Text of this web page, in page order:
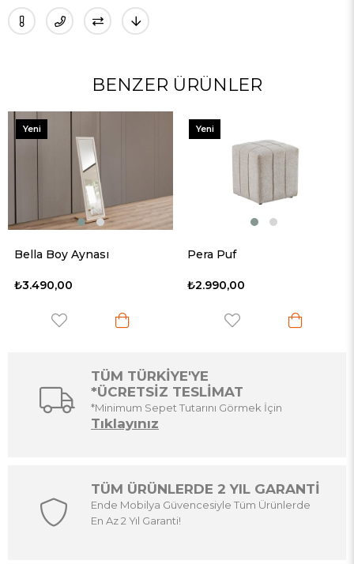
BENZER ÜRÜNLER
Bella Boy Aynası
₺3.490,00
Yeni
Pera Puf
₺2.990,00
Yeni
TÜM TÜRKİYE'YE
*ÜCRETSİZ TESLİMAT
*Minimum Sepet Tutarını Görmek İçin
Tıklayınız
TÜM ÜRÜNLERDE 2 YIL GARANTİ
Ende Mobilya Güvencesiyle Tüm Ürünlerde
En Az 2 Yıl Garanti!